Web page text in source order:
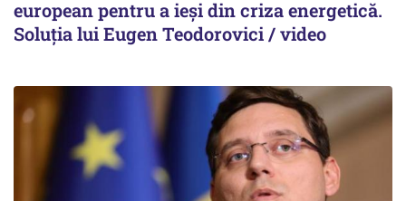
european pentru a ieși din criza energetică.
Soluția lui Eugen Teodorovici / video